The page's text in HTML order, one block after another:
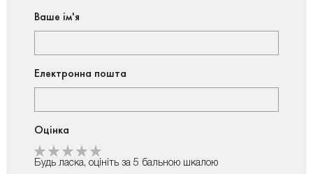
Ваше ім'я
Електронна пошта
Оцінка
Будь ласка, оцініть за 5 бальною шкалою